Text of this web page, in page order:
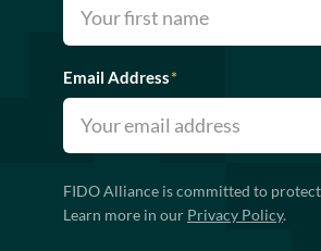
Email Address*
FIDO Alliance is committed to
Learn more in our Privacy Policy.